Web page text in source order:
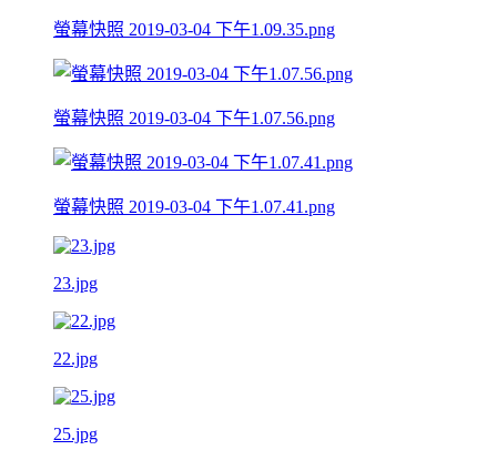
螢幕快照 2019-03-04 下午1.09.35.png
螢幕快照 2019-03-04 下午1.07.56.png
螢幕快照 2019-03-04 下午1.07.41.png
23.jpg
22.jpg
25.jpg